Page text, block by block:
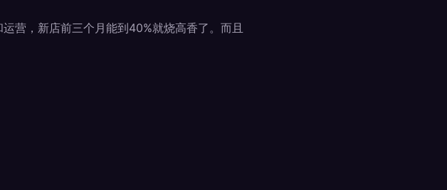
营，新店前三个月能到40%就烧高香了。而且